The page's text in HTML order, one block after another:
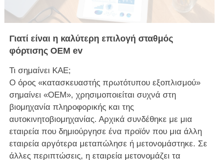
Γιατί είναι η καλύτερη επιλογή σταθμός
φόρτισης OEM ev
Τι σημαίνει ΚΑΕ;
Ο όρος «κατασκευαστής πρωτότυπου εξοπλισμού»
σημαίνει «OEM», χρησιμοποιείται συχνά στη
βιομηχανία πληροφορικής και της
αυτοκινητοβιομηχανίας. Αρχικά συνδέθηκε με μια
εταιρεία που δημιούργησε ένα προϊόν που μια άλλη
εταιρεία αργότερα μεταπώλησε ή μετονομάστηκε. Σε
άλλες περιπτώσεις, η εταιρεία μετονομάζει τα